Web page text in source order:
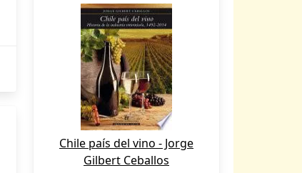
Chile país del vino - Jorge
Gilbert Ceballos